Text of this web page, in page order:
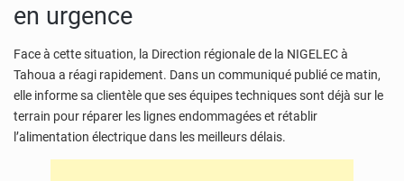
en urgence
Face à cette situation, la Direction régionale de la NIGELEC à
Tahoua a réagi rapidement. Dans un communiqué publié ce matin,
elle informe sa clientèle que ses équipes techniques sont déjà sur le
terrain pour réparer les lignes endommagées et rétablir
l’alimentation électrique dans les meilleurs délais.